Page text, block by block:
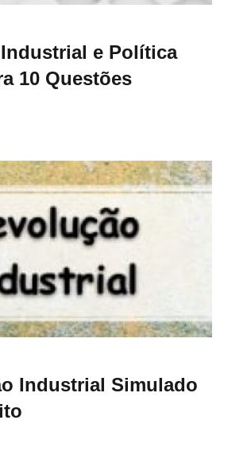
e Política
10 Questões
Industrial Simulado